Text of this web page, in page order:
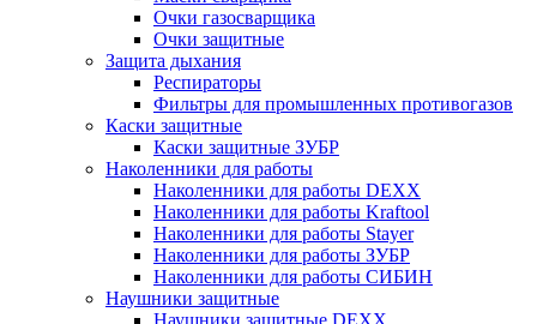
Очки газосварщика
Очки защитные
Защита дыхания
Респираторы
Фильтры для промышленных противогазов
Каски защитные
Каски защитные ЗУБР
Наколенники для работы
Наколенники для работы DEXX
Наколенники для работы Kraftool
Наколенники для работы Stayer
Наколенники для работы ЗУБР
Наколенники для работы СИБИН
Наушники защитные
Наушники защитные DEXX